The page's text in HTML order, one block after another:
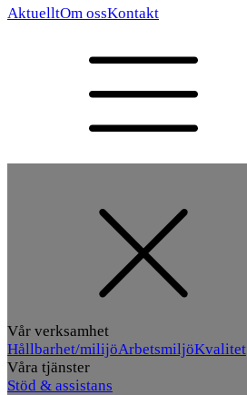
AktuelltOm ossKontakt
Vår verksamhet
Hållbarhet/milijöArbetsmiljöKvalitet
Våra tjänster
Stöd & assistans